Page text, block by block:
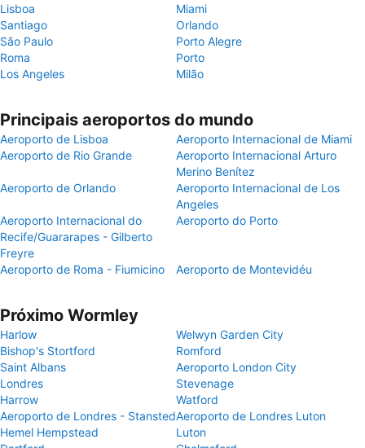
Lisboa
Miami
Santiago
Orlando
São Paulo
Porto Alegre
Roma
Porto
Los Angeles
Milão
Principais aeroportos do mundo
Aeroporto de Lisboa
Aeroporto Internacional de Miami
Aeroporto de Rio Grande
Aeroporto Internacional Arturo
Merino Benítez
Aeroporto de Orlando
Aeroporto Internacional de Los
Angeles
Aeroporto Internacional do
Recife/Guararapes - Gilberto
Freyre
Aeroporto do Porto
Aeroporto de Roma - Fiumicino Aeroporto de Montevidéu
Próximo Wormley
Harlow
Welwyn Garden City
Bishop's Stortford
Romford
Saint Albans
Aeroporto London City
Londres
Stevenage
Harrow
Watford
Aeroporto de Londres - StanstedAeroporto de Londres Luton
Hemel Hempstead
Luton